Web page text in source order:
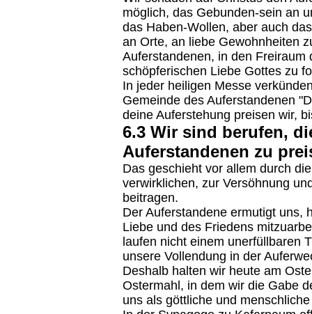
möglich, das Gebunden-sein an
das Haben-Wollen, aber auch
an Orte, an liebe Gewohnheiten
Auferstandenen, in den Freiraum
schöpferischen Liebe Gottes zu
In jeder heiligen Messe
Gemeinde des Auferstandenen
deine Auferstehung preisen wir,
6.3 Wir sind berufen,
Auferstandenen zu
Das geschieht vor allem durch
verwirklichen, zur Versöhnung
beitragen.
Der Auferstandene ermutigt uns,
Liebe und des Friedens
laufen nicht einem unerfüllbaren
unsere Vollendung in der
Deshalb halten wir heute am
Ostermahl, in dem wir die Gabe
uns als göttliche und